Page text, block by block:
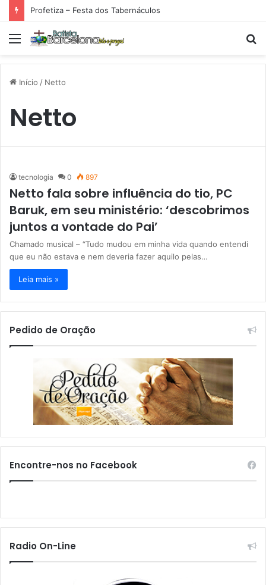
Profetiza – Festa dos Tabernáculos
Menu
Início / Netto
Netto
tecnologia 0 897
Netto fala sobre influência do tio, PC
Baruk, em seu ministério: ‘descobrimos
juntos a vontade do Pai’
Chamado musical – “Tudo mudou em minha vida quando entendi
que eu não estava e nem deveria fazer aquilo pelas…
Leia mais »
Pedido de Oração
Encontre-nos no Facebook
Radio On-Line